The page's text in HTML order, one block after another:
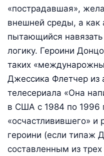
«пострадавшая»,
внешней среды, а как
пытающийся
логику. Героини
таких
Джессика Флетчер из
телесериала «Она
в США с 1984 по 1996
«осчастливившего» и
героини (если типаж
составленным из